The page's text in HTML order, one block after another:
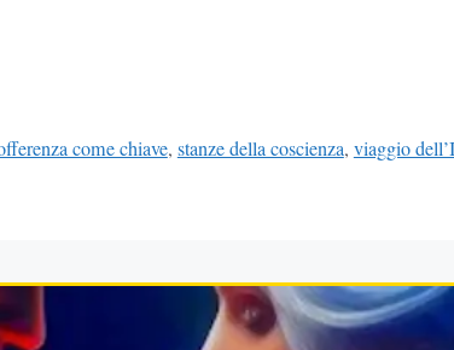
come chiave, stanze della coscienza, viaggio